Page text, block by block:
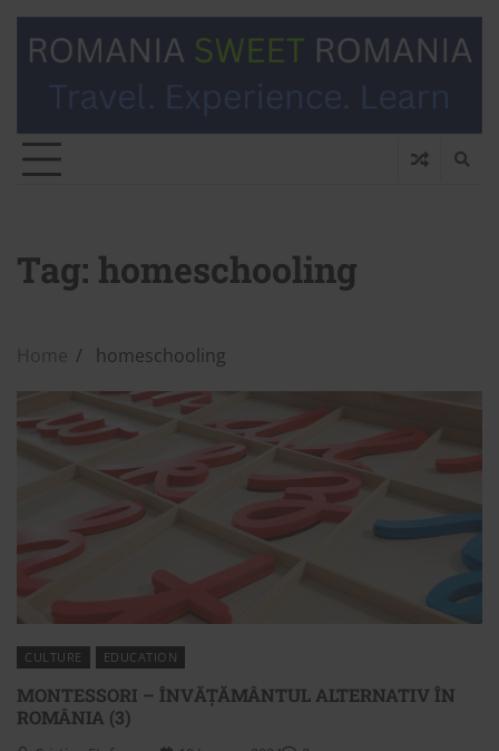
Tag: homeschooling
Home homeschooling
CULTURE EDUCATION
MONTESSORI – ÎNVĂȚĂMÂNTUL ALTERNATIV ÎN
ROMÂNIA (3)